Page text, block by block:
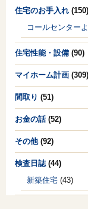
住宅のお手入れ (150)
コールセンター
住宅性能・設備 (90)
マイホーム計画 (309)
間取り (51)
お金の話(52)
その他(92)
検査日誌(44)
新築住宅 (43)